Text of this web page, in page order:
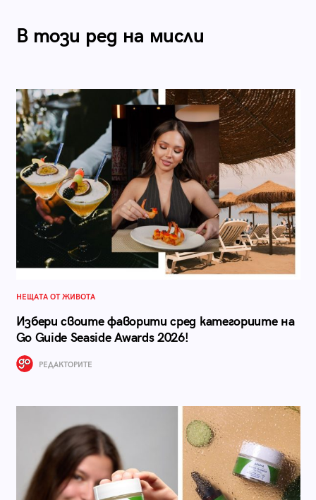
В този ред на мисли
НЕЩАТА ОТ ЖИВОТА
Избери своите фаворити сред категориите на
Go Guide Seaside Awards 2026!
РЕДАКТОРИТЕ